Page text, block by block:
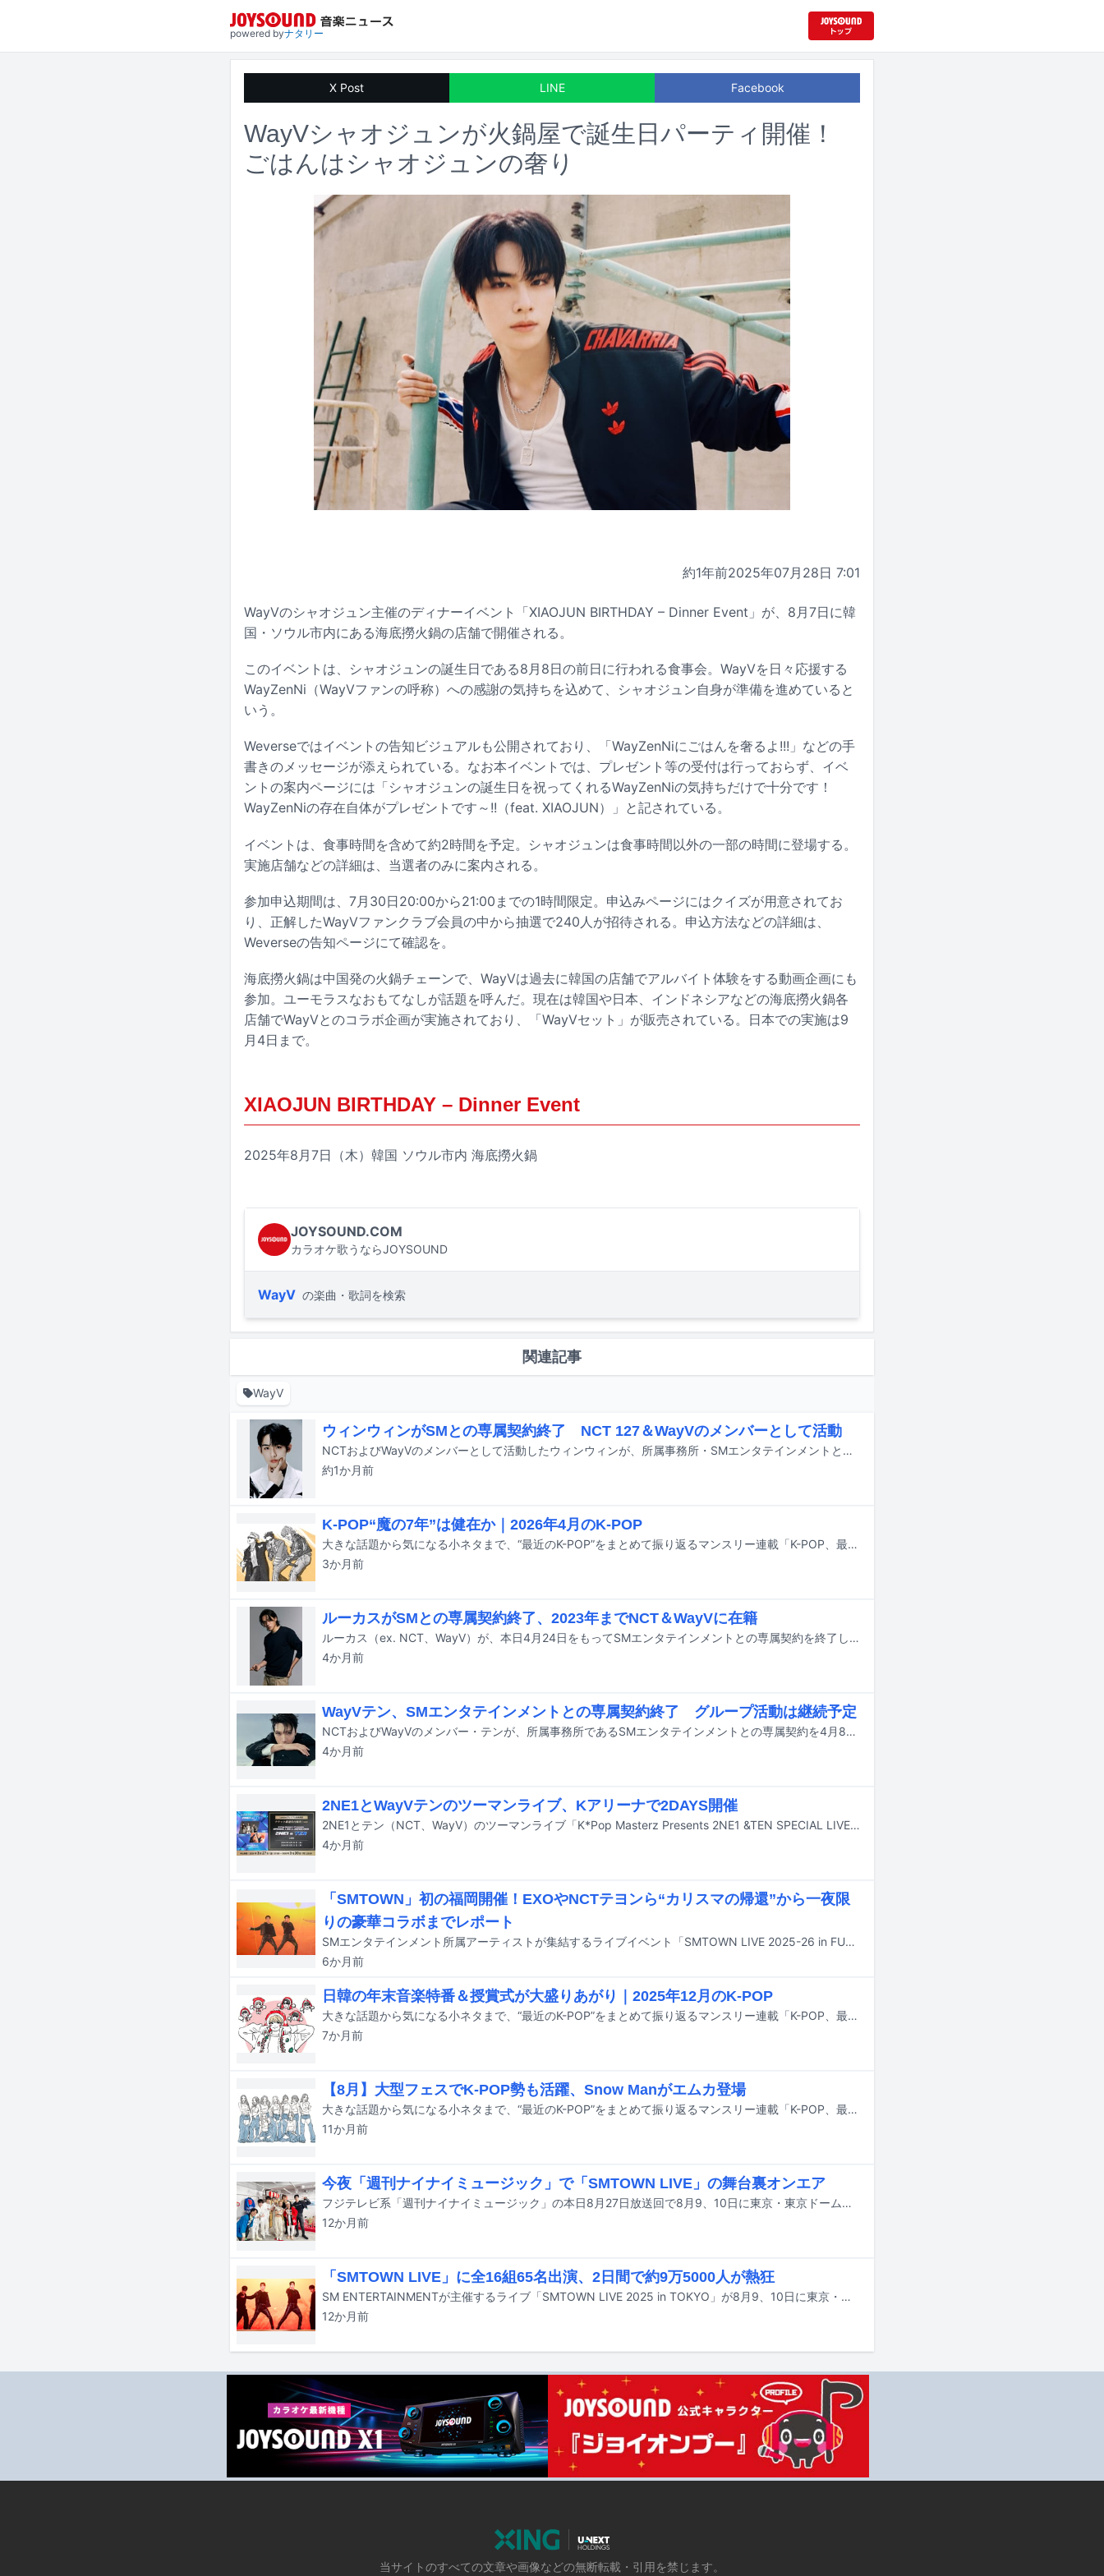
powered byナタリー
X Post LINE Facebook
WayVシャオジュンが火鍋屋で誕生日パーティ開催！
ごはんはシャオジュンの奢り
約1年前2025年07月28日 7:01
WayVのシャオジュン主催のディナーイベント「XIAOJUN BIRTHDAY – Dinner Event」が、8月7日に韓
国・ソウル市内にある海底撈火鍋の店舗で開催される。
このイベントは、シャオジュンの誕生日である8月8日の前日に行われる食事会。WayVを日々応援する
WayZenNi（WayVファンの呼称）への感謝の気持ちを込めて、シャオジュン自身が準備を進めていると
いう。
Weverseではイベントの告知ビジュアルも公開されており、「WayZenNiにごはんを奢るよ!!!」などの手
書きのメッセージが添えられている。なお本イベントでは、プレゼント等の受付は行っておらず、イベ
ントの案内ページには「シャオジュンの誕生日を祝ってくれるWayZenNiの気持ちだけで十分です！
WayZenNiの存在自体がプレゼントです～!!（feat. XIAOJUN）」と記されている。
イベントは、食事時間を含めて約2時間を予定。シャオジュンは食事時間以外の一部の時間に登場する。
実施店舗などの詳細は、当選者のみに案内される。
参加申込期間は、7月30日20:00から21:00までの1時間限定。申込みページにはクイズが用意されてお
り、正解したWayVファンクラブ会員の中から抽選で240人が招待される。申込方法などの詳細は、
Weverseの告知ページにて確認を。
海底撈火鍋は中国発の火鍋チェーンで、WayVは過去に韓国の店舗でアルバイト体験をする動画企画にも
参加。ユーモラスなおもてなしが話題を呼んだ。現在は韓国や日本、インドネシアなどの海底撈火鍋各
店舗でWayVとのコラボ企画が実施されており、「WayVセット」が販売されている。日本での実施は9
月4日まで。
XIAOJUN BIRTHDAY – Dinner Event
2025年8月7日（木）韓国 ソウル市内 海底撈火鍋
JOYSOUND.COM
カラオケ歌うならJOYSOUND
WayV の楽曲・歌詞を検索
関連記事
WayV
ウィンウィンがSMとの専属契約終了 NCT 127＆WayVのメンバーとして活動
NCTおよびWayVのメンバーとして活動したウィンウィンが、所属事務所・SMエンタテインメントとの専属契約を明日7月9日付で終了する。
約1か月前
K-POP“魔の7年”は健在か｜2026年4月のK-POP
大きな話題から気になる小ネタまで、“最近のK-POP”をまとめて振り返るマンスリー連載「K-POP、最近どう？」。4月は10～12日、17～19日に、毎年K-POP勢の出演が注目される「Coachella Valley Music and Arts Festival」が行われましたが、国内でも同時期にBTSが東京ドーム、TWICEがMUFGスタジアム（国立競技場）、東方神起が日産スタジアムで大規模な単独公演を開催しました。BTSの来日公演は実に7年ぶり。公演の模様はもちろんのこと、日本でつかの間のオフを過ごすメンバーの一挙一動も、連日大きな反響を呼びました。一方で、デビューから7年を迎えたグループが次々と活動の休止や終了を発表。近年はメンバー全員での再契約が以前ほど珍しくなくなったように思われましたが、改めて“魔の7年”という言葉を突きつけられるような、K-POPシーンの競争の激しさが浮き彫りとなった1カ月でもありました。本稿では、そんな4月のK-POPシーンから、印象的な出来事をピックアップしてお届けします。
3か月前
ルーカスがSMとの専属契約終了、2023年までNCT＆WayVに在籍
ルーカス（ex. NCT、WayV）が、本日4月24日をもってSMエンタテインメントとの専属契約を終了した。
4か月前
WayVテン、SMエンタテインメントとの専属契約終了 グループ活動は継続予定
NCTおよびWayVのメンバー・テンが、所属事務所であるSMエンタテインメントとの専属契約を4月8日付で終了する。
4か月前
2NE1とWayVテンのツーマンライブ、Kアリーナで2DAYS開催
2NE1とテン（NCT、WayV）のツーマンライブ「K*Pop Masterz Presents 2NE1 &TEN SPECIAL LIVE in JAPAN 2026」が5月20、21日に神奈川・Kアリーナ横浜にて開催される。
4か月前
「SMTOWN」初の福岡開催！EXOやNCTテヨンら“カリスマの帰還”から一夜限
りの豪華コラボまでレポート
SMエンタテインメント所属アーティストが集結するライブイベント「SMTOWN LIVE 2025-26 in FUKUOKA」が昨日1月27日に福岡・福岡PayPayドームにて開幕した。
6か月前
日韓の年末音楽特番＆授賞式が大盛りあがり｜2025年12月のK-POP
大きな話題から気になる小ネタまで、“最近のK-POP”をまとめて振り返るマンスリー連載「K-POP、最近どう？」。2025年の締めくくり、ソウルで初雪も観測された12月は、「Melon Music Awards 2025 （MMA 2025）」で3冠に輝いたG-DRAGONや、「第76回NHK紅白歌合戦」「第67回 輝く！日本レコード大賞」でのK-POP勢の活躍など、日韓で華やかなニュースが駆け巡りました。授賞式では“第5世代”によるフレッシュなカバーから、「MMA」での8年ぶりとなるEXOによる貫禄たっぷりのパフォーマンスまで、世代を超えてスターたちの熱いステージも強く印象に残っています。本稿では、そんな熱狂と歓喜に包まれた12月のK-POPシーンから、印象的な出来事をピックアップします。
7か月前
【8月】大型フェスでK-POP勢も活躍、Snow Manがエムカ登場
大きな話題から気になる小ネタまで、“最近のK-POP”をまとめて振り返るマンスリー連載「K-POP、最近どう？」。8月は「KCON LA 2025」や世界的音楽フェス「Lollapalooza Chicago」への出演に加え、BTSのVがMLB「ロサンゼルス・ドジャース対シンシナティ・レッズ」戦の始球式に登場するなど、アメリカを舞台にしたK-POPのトピックが相次ぎました。もちろん、このほかにもHYBEの大型新人CORTISのデビューやStray Kidsの約8カ月ぶりの本国カムバックなど、話題は盛りだくさん。本稿では、そんな8月のK-POPシーンから印象的な出来事をピックアップしてお届けします。
11か月前
今夜「週刊ナイナイミュージック」で「SMTOWN LIVE」の舞台裏オンエア
フジテレビ系「週刊ナイナイミュージック」の本日8月27日放送回で8月9、10日に東京・東京ドームで行われたSM ENTERTAINMENTの主催ライブ「SMTOWN LIVE 2025 in TOKYO」の模様がオンエアされる。
12か月前
「SMTOWN LIVE」に全16組65名出演、2日間で約9万5000人が熱狂
SM ENTERTAINMENTが主催するライブ「SMTOWN LIVE 2025 in TOKYO」が8月9、10日に東京・東京ドームで開催された。
12か月前
当サイトのすべての文章や画像などの無断転載・引用を禁じます。